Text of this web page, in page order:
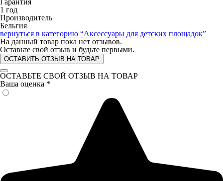
Гарантия
1 год
Производитель
Бельгия
вернуться в категорию “Аксессуары для детских площадок”
На данный товар пока нет отзывов.
Оставьте свой отзыв и будьте первыми.
ОСТАВИТЬ ОТЗЫВ НА ТОВАР
ОСТАВЬТЕ СВОЙ ОТЗЫВ НА ТОВАР
Ваша оценка *